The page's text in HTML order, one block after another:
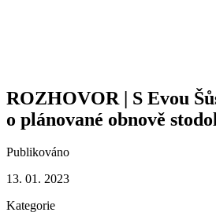
ROZHOVOR | S Evou
o plánované obnově
Publikováno
13. 01. 2023
Kategorie